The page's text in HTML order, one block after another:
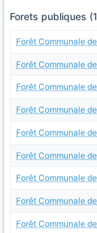
Forets publiques
Forêt Communale
Forêt Communale
Forêt Communale
Forêt Communale
Forêt Communale
Forêt Communale
Forêt Communale
Forêt Communale
Forêt Communale